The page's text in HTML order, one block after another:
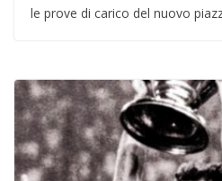
le prove di carico del nuovo